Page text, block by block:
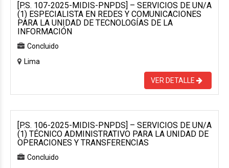
[P.S. 107-2025-MIDIS-PNPDS] – SERVICIOS DE UN/A
(1) ESPECIALISTA EN REDES Y COMUNICACIONES
PARA LA UNIDAD DE TECNOLOGÍAS DE LA
INFORMACIÓN
Concluido
Lima
VER DETALLE
[P.S. 106-2025-MIDIS-PNPDS] – SERVICIOS DE UN/A
(1) TÉCNICO ADMINISTRATIVO PARA LA UNIDAD DE
OPERACIONES Y TRANSFERENCIAS
Concluido